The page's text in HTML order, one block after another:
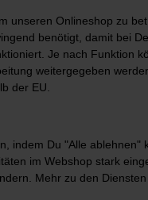
unseren Onlineshop zu
benötigt, damit bei
Je nach Funktion
weitergegeben
der EU.
indem Du "Alle ablehnen"
im Webshop stark
Mehr zu den Diensten